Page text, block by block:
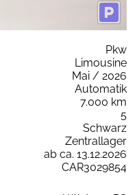
Pkw
Limousine
Mai / 2026
Automatik
7.000 km
5
Schwarz
Zentrallager
ab ca. 13.12.2026
CAR3029854